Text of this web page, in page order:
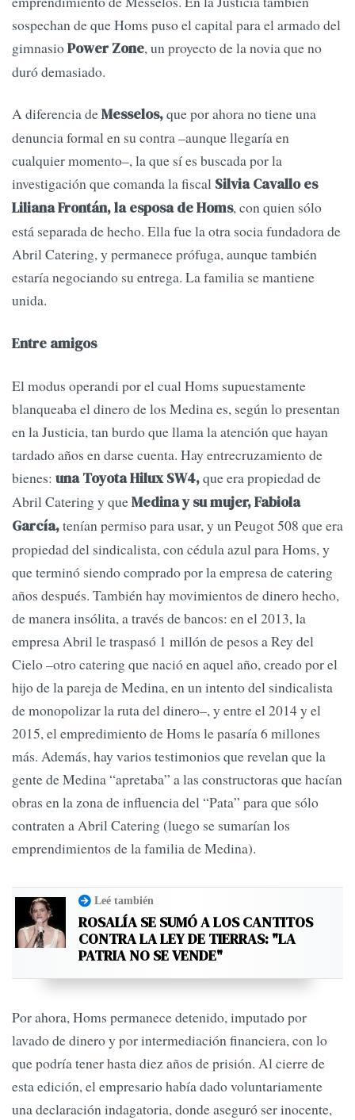
sospechan de que Homs puso el capital para el armado del
gimnasioPower Zone, un proyecto de la novia que no
duró demasiado.
A diferencia deMesselos,que por ahora no tiene una
denuncia formal en su contra –aunque llegaría en
cualquier momento–, la que sí es buscada por la
investigación que comanda la fiscal Silvia Cavallo es
Liliana Frontán, la esposa de Homs, con quien sólo
está separada de hecho. Ella fue la otra socia fundadora de
Abril Catering, y permanece prófuga, aunque también
estaría negociando su entrega. La familia se mantiene
unida.
Entre amigos
El modus operandi por el cual Homs supuestamente
blanqueaba el dinero de los Medina es, según lo presentan
en la Justicia, tan burdo que llama la atención que hayan
tardado años en darse cuenta. Hay entrecruzamiento de
bienes: una Toyota Hilux SW4,que era propiedad de
Abril Catering y queMedina y su mujer, Fabiola
García,tenían permiso para usar, y un Peugot 508 que era
propiedad del sindicalista, con cédula azul para Homs, y
que terminó siendo comprado por la empresa de catering
años después. También hay movimientos de dinero hecho,
de manera insólita, a través de bancos: en el 2013, la
empresa Abril le traspasó 1 millón de pesos a Rey del
Cielo –otro catering que nació en aquel año, creado por el
hijo de la pareja de Medina, en un intento del sindicalista
de monopolizar la ruta del dinero–, y entre el 2014 y el
2015, el empredimiento de Homs le pasaría 6 millones
más. Además, hay varios testimonios que revelan que la
gente de Medina “apretaba” a las constructoras que hacían
obras en la zona de influencia del “Pata” para que sólo
contraten a Abril Catering (luego se sumarían los
emprendimientos de la familia de Medina).
Leé también
ROSALÍA SE SUMÓ A LOS CANTITOS
CONTRA LA LEY DE TIERRAS: "LA
PATRIA NO SE VENDE"
Por ahora, Homs permanece detenido, imputado por
lavado de dinero y por intermediación financiera, con lo
que podría tener hasta diez años de prisión. Al cierre de
esta edición, el empresario había dado voluntariamente
una declaración indagatoria, donde aseguró ser inocente,